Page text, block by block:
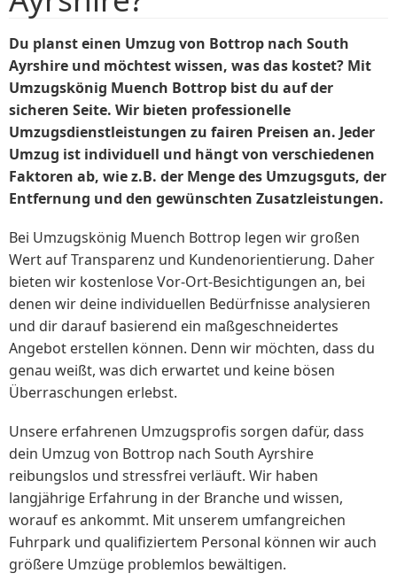
Du planst einen Umzug von Bottrop nach South
Ayrshire und möchtest wissen, was das kostet? Mit
Umzugskönig Muench Bottrop bist du auf der
sicheren Seite. Wir bieten professionelle
Umzugsdienstleistungen zu fairen Preisen an. Jeder
Umzug ist individuell und hängt von verschiedenen
Faktoren ab, wie z.B. der Menge des Umzugsguts, der
Entfernung und den gewünschten Zusatzleistungen.
Bei Umzugskönig Muench Bottrop legen wir großen
Wert auf Transparenz und Kundenorientierung. Daher
bieten wir kostenlose Vor-Ort-Besichtigungen an, bei
denen wir deine individuellen Bedürfnisse analysieren
und dir darauf basierend ein maßgeschneidertes
Angebot erstellen können. Denn wir möchten, dass du
genau weißt, was dich erwartet und keine bösen
Überraschungen erlebst.
Unsere erfahrenen Umzugsprofis sorgen dafür, dass
dein Umzug von Bottrop nach South Ayrshire
reibungslos und stressfrei verläuft. Wir haben
langjährige Erfahrung in der Branche und wissen,
worauf es ankommt. Mit unserem umfangreichen
Fuhrpark und qualifiziertem Personal können wir auch
größere Umzüge problemlos bewältigen.